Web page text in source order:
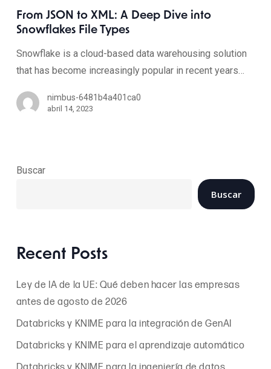
From JSON to XML: A Deep Dive into
Snowflakes File Types
Snowflake is a cloud-based data warehousing solution
that has become increasingly popular in recent years…
nimbus-6481b4a401ca0
abril 14, 2023
Buscar
Buscar
Recent Posts
Ley de IA de la UE: Qué deben hacer las empresas
antes de agosto de 2026
Databricks y KNIME para la integración de GenAI
Databricks y KNIME para el aprendizaje automático